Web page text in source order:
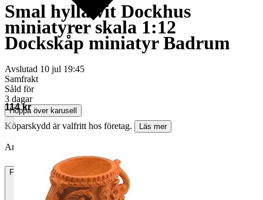
Smal hylla vit Dockhus
miniatyrer skala 1:12
Dockskåp miniatyr Badrum
Avslutad 10 jul 19:45
Såld för
114 kr
Köparskydd är valfritt hos företag.
Läs mer
Annonsen är avslutad. Såld med Köp nu.
Frakt 15 kr Annat fraktsätt
Samfrakt
3 dagar
Hoppa över karusell